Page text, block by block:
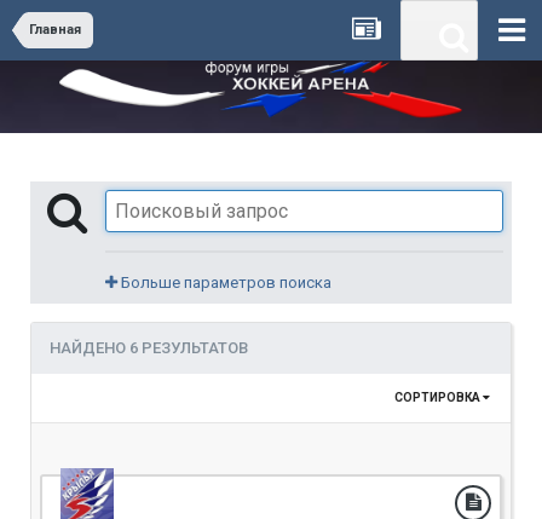
Главная
Больше параметров поиска
НАЙДЕНО 6 РЕЗУЛЬТАТОВ
СОРТИРОВКА